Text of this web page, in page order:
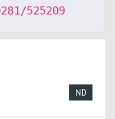
525209
ND